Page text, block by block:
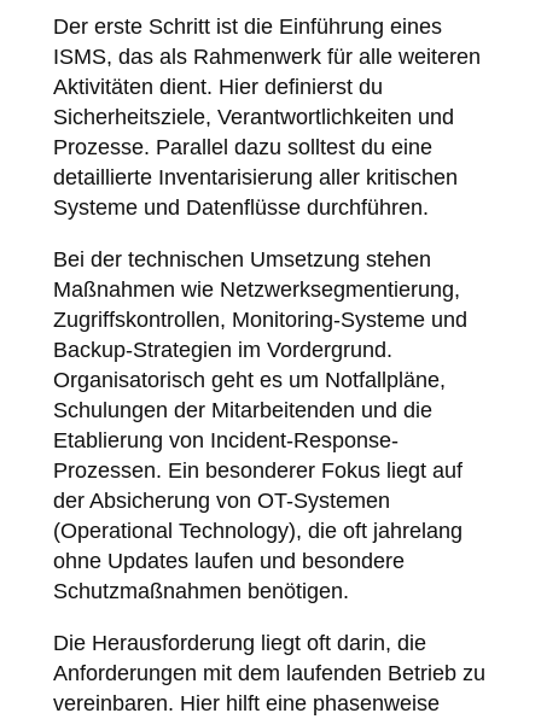
Der erste Schritt ist die Einführung eines
ISMS, das als Rahmenwerk für alle weiteren
Aktivitäten dient. Hier definierst du
Sicherheitsziele, Verantwortlichkeiten und
Prozesse. Parallel dazu solltest du eine
detaillierte Inventarisierung aller kritischen
Systeme und Datenflüsse durchführen.
Bei der technischen Umsetzung stehen
Maßnahmen wie Netzwerksegmentierung,
Zugriffskontrollen, Monitoring-Systeme und
Backup-Strategien im Vordergrund.
Organisatorisch geht es um Notfallpläne,
Schulungen der Mitarbeitenden und die
Etablierung von Incident-Response-
Prozessen. Ein besonderer Fokus liegt auf
der Absicherung von OT-Systemen
(Operational Technology), die oft jahrelang
ohne Updates laufen und besondere
Schutzmaßnahmen benötigen.
Die Herausforderung liegt oft darin, die
Anforderungen mit dem laufenden Betrieb zu
vereinbaren. Hier hilft eine phasenweise